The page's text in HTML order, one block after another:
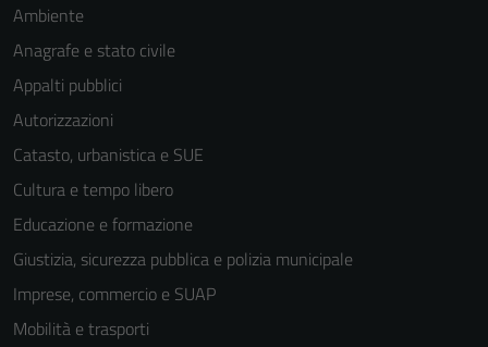
Ambiente
Anagrafe e stato civile
Appalti pubblici
Autorizzazioni
Catasto, urbanistica e SUE
Cultura e tempo libero
Educazione e formazione
Giustizia, sicurezza pubblica e polizia municipale
Imprese, commercio e SUAP
Mobilità e trasporti